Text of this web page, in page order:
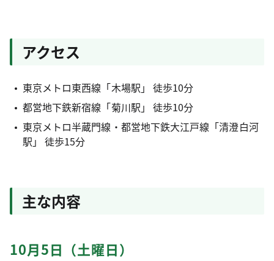
アクセス
東京メトロ東西線「木場駅」 徒歩10分
都営地下鉄新宿線「菊川駅」 徒歩10分
東京メトロ半蔵門線・都営地下鉄大江戸線「清澄白河
駅」 徒歩15分
主な内容
10月5日（土曜日）